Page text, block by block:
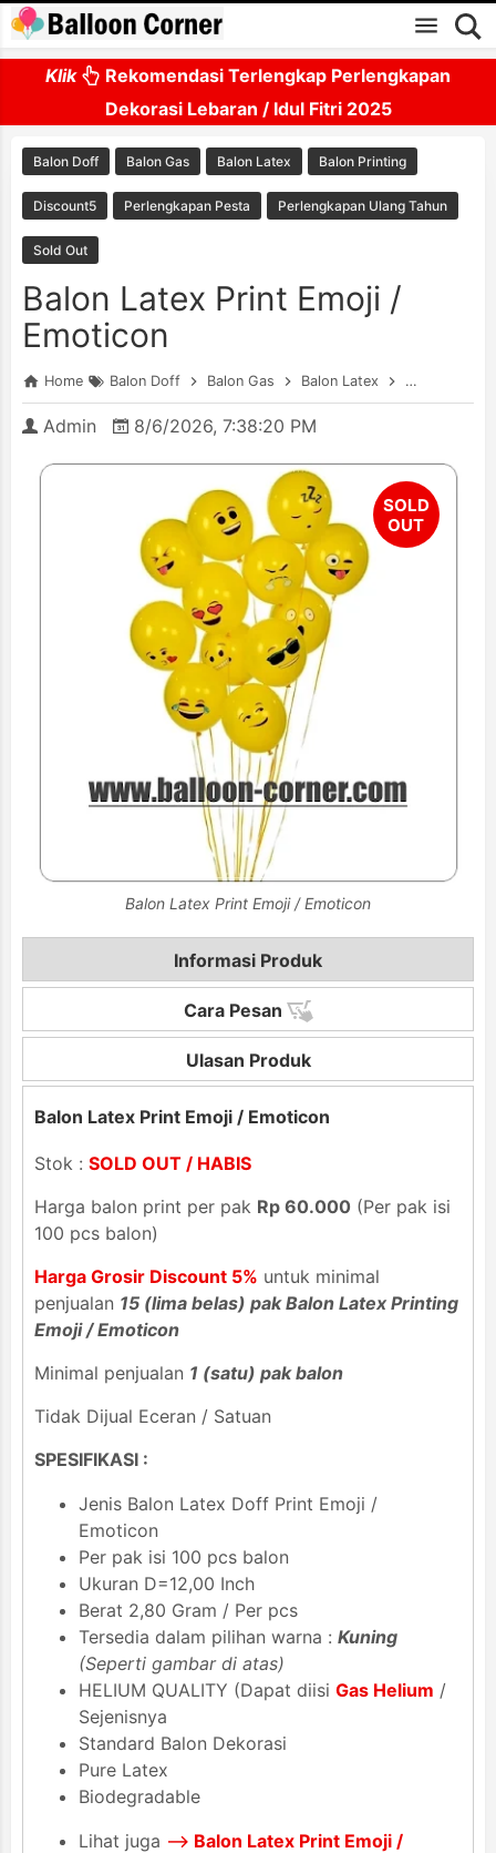
Skip to main content
Klik
Rekomendasi Terlengkap Perlengkapan
Dekorasi Lebaran / Idul Fitri 2025
Balon Doff Balon Gas Balon Latex Balon Printing
Discount5 Perlengkapan Pesta Perlengkapan Ulang Tahun
Sold Out
Balon Latex Print Emoji /
Emoticon
Home Balon Doff Balon Gas Balon Latex Balon Printing
Admin 8/6/2026, 7:38:20 PM
Balon Latex Print Emoji / Emoticon
Informasi Produk
Balon Latex Print Emoji / Emoticon
Stok : SOLD OUT / HABIS
Harga balon print per pak Rp 60.000 (Per pak isi
100 pcs balon)
Harga Grosir Discount 5% untuk minimal
penjualan 15 (lima belas) pak Balon Latex Printing
Emoji / Emoticon
Minimal penjualan 1 (satu) pak balon
Tidak Dijual Eceran / Satuan
SPESIFIKASI :
Jenis Balon Latex Doff Print Emoji /
Emoticon
Per pak isi 100 pcs balon
Ukuran D=12,00 Inch
Berat 2,80 Gram / Per pcs
Tersedia dalam pilihan warna : Kuning
(Seperti gambar di atas)
HELIUM QUALITY (Dapat diisi Gas Helium /
Sejenisnya
Standard Balon Dekorasi
Pure Latex
Biodegradable
Lihat juga --> Balon Latex Print Emoji /
Cara Pesan
Ulasan Produk